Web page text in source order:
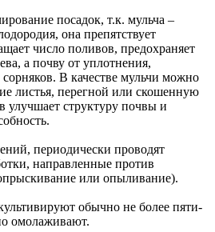
посадок, т.к. мульча –
она препятствует
число поливов, предохраняет
а почву от уплотнения,
В качестве мульчи можно
листья, перегной или скошенную
улучшает структуру почвы и
периодически проводят
направленные против
или опыливание).
обычно не более пяти-
омолаживают.